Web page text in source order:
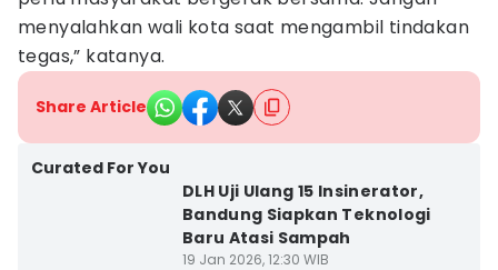
menyalahkan wali kota saat mengambil tindakan
tegas,” katanya.
Share Article
Curated For You
DLH Uji Ulang 15 Insinerator,
Bandung Siapkan Teknologi
Baru Atasi Sampah
19 Jan 2026, 12:30 WIB